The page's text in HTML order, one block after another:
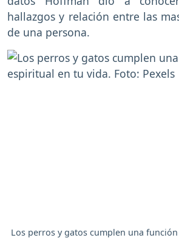
hallazgos y relación entre las
de una persona.
Los perros y gatos cumplen una